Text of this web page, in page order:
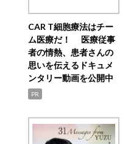
CAR T細胞療法はチー
ム医療だ！ 医療従事
者の情熱、患者さんの
思いを伝えるドキュメ
ンタリー動画を公開中
PR